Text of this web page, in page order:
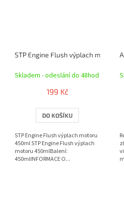
STP Engine Flush výplach motoru
Skladem - odeslání do 48hod
199 Kč
DO KOŠÍKU
STP Engine Flush výplach motoru
450ml STP Engine Flush výplach
motoru 450mlBalení:
450mlINFORMACE O...